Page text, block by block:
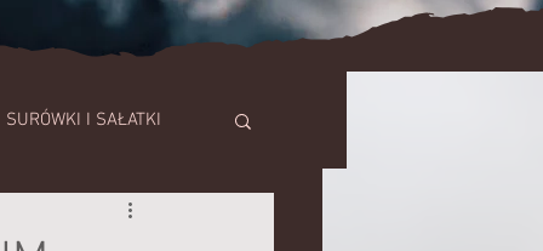
SURÓWKI I SAŁATKI